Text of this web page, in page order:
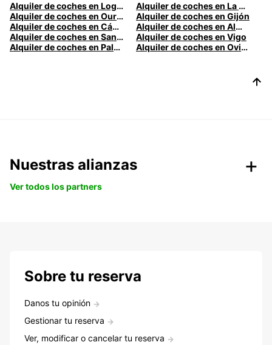
Alquiler de coches en Logroño
Alquiler de coches en La Coruña
Alquiler de coches en Ourense
Alquiler de coches en Gijón
Alquiler de coches en Cádiz
Alquiler de coches en Almería
Alquiler de coches en Santander
Alquiler de coches en Vigo
Alquiler de coches en Palma
Alquiler de coches en Oviedo
Nuestras alianzas
Ver todos los partners
Sobre tu reserva
Danos tu opinión
Gestionar tu reserva
Ver, modificar o cancelar tu reserva